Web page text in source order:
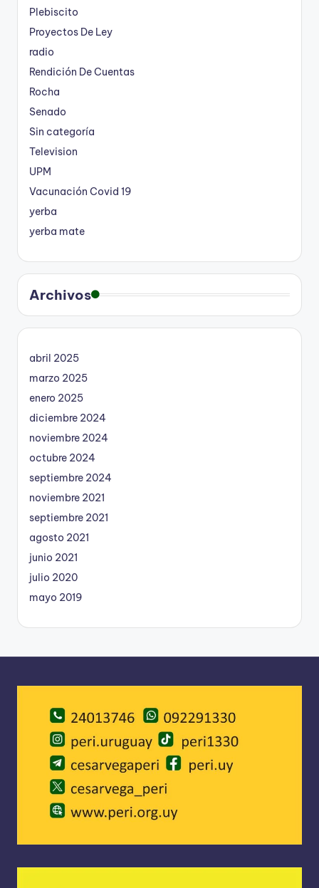
Plebiscito
Proyectos De Ley
radio
Rendición De Cuentas
Rocha
Senado
Sin categoría
Television
UPM
Vacunación Covid 19
yerba
yerba mate
Archivos
abril 2025
marzo 2025
enero 2025
diciembre 2024
noviembre 2024
octubre 2024
septiembre 2024
noviembre 2021
septiembre 2021
agosto 2021
junio 2021
julio 2020
mayo 2019